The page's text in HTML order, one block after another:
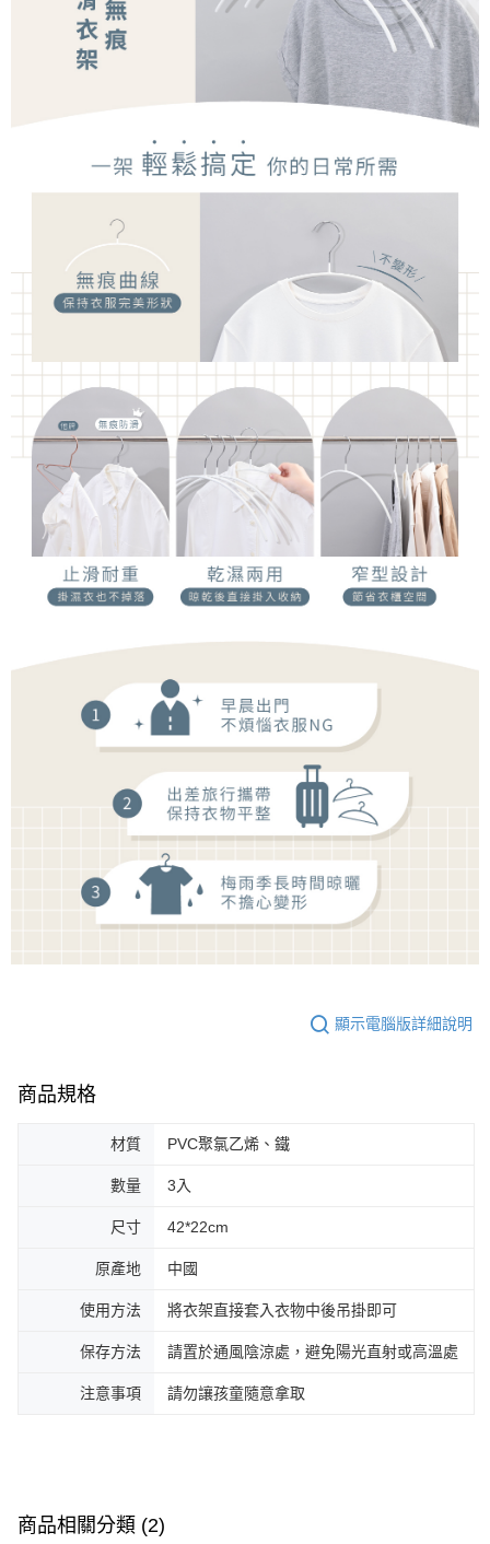
顯示電腦版詳細說明
商品規格
材質 PVC聚氯乙烯、鐵
數量 3入
尺寸 42*22cm
原產地 中國
使用方法 將衣架直接套入衣物中後吊掛即可
保存方法 請置於通風陰涼處，避免陽光直射或高溫處
注意事項 請勿讓孩童隨意拿取
商品相關分類 (2)